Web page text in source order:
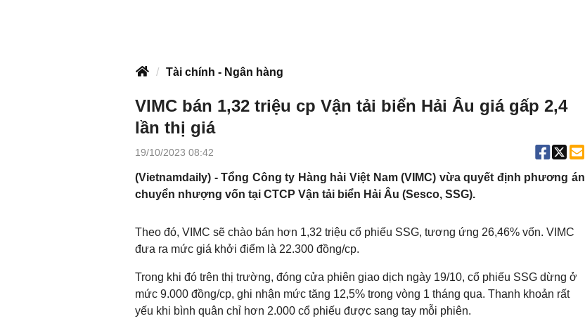
Tài chính - Ngân hàng
VIMC bán 1,32 triệu cp Vận tải biển Hải Âu giá gấp 2,4
lần thị giá
19/10/2023 08:42
(Vietnamdaily) - Tổng Công ty Hàng hải Việt Nam (VIMC) vừa quyết định phương án
chuyển nhượng vốn tại CTCP Vận tải biển Hải Âu (Sesco, SSG).
Theo đó, VIMC sẽ chào bán hơn 1,32 triệu cổ phiếu SSG, tương ứng 26,46% vốn. VIMC
đưa ra mức giá khởi điểm là 22.300 đồng/cp.
Trong khi đó trên thị trường, đóng cửa phiên giao dịch ngày 19/10, cổ phiếu SSG dừng ở
mức 9.000 đồng/cp, ghi nhận mức tăng 12,5% trong vòng 1 tháng qua. Thanh khoản rất
yếu khi bình quân chỉ hơn 2.000 cổ phiếu được sang tay mỗi phiên.